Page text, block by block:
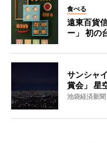
食べる
遠東百貨
ー」 初の
サンシャ
賞会」 星
池袋経済新聞